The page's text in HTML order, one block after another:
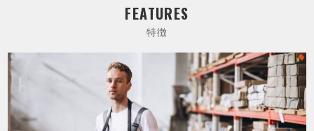
FEATURES
特徴